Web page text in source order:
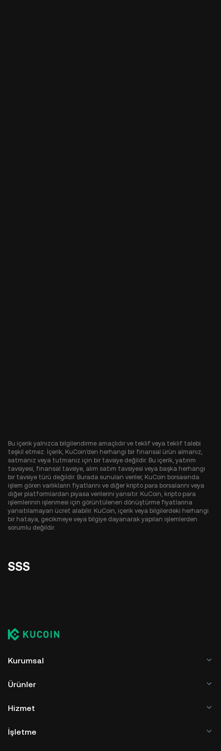
Bu içerik yalnızca bilgilendirme amaçlıdır ve teklif veya teklif talebi
teşkil etmez. İçerik, KuCoin'den herhangi bir finansal ürün almanız,
satmanız veya tutmanız için bir tavsiye değildir. Bu içerik, yatırım
tavsiyesi, finansal tavsiye, alım satım tavsiyesi veya başka herhangi
bir tavsiye türü değildir. Burada sunulan veriler, KuCoin borsasında
işlem gören varlıkların fiyatlarını ve diğer kripto para borsalarını veya
diğer platformlardan piyasa verilerini yansıtır. KuCoin, kripto para
işlemlerinin işlenmesi için görüntülenen dönüştürme fiyatlarına
yansıtılamayan ücret alabilir. KuCoin, içerik veya bilgilerdeki herhangi
bir hataya, gecikmeye veya bilgiye dayanarak yapılan işlemlerden
sorumlu değildir.
SSS
Kurumsal
Ürünler
Hizmet
İşletme